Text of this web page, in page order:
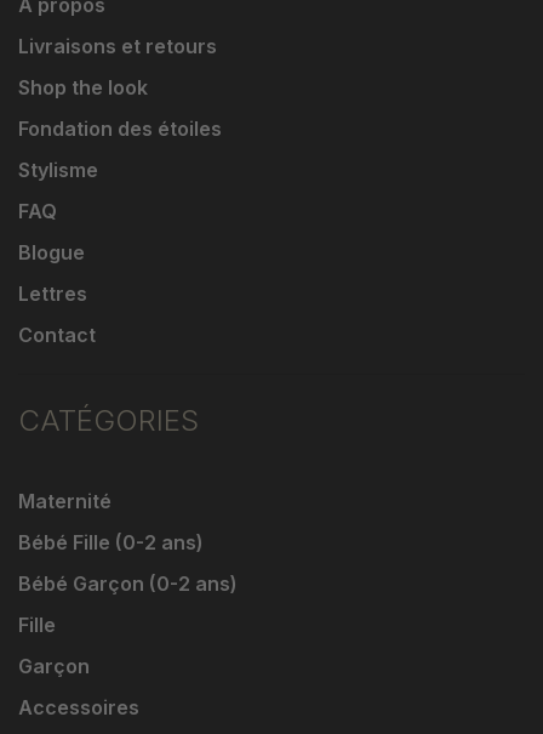
Livraisons et retours
Shop the look
Fondation des étoiles
Stylisme
FAQ
Blogue
Lettres
Contact
CATÉGORIES
Maternité
Bébé Fille (0-2 ans)
Bébé Garçon (0-2 ans)
Fille
Garçon
Accessoires